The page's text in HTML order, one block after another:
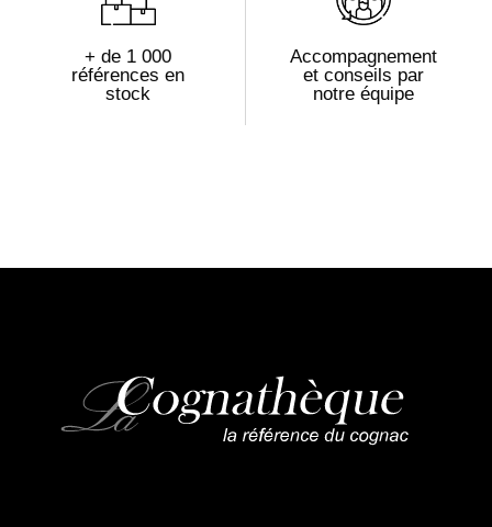
+ de 1 000
références en
stock
Accompagnement
et conseils par
notre équipe